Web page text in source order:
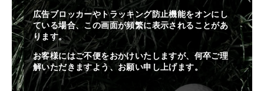
広告ブロッカーやトラッキング防止機能をオンにし
ている場合、この画面が頻繁に表示されることがあ
ります。
お客様にはご不便をおかけいたしますが、何卒ご理
解いただきますよう、お願い申し上げます。